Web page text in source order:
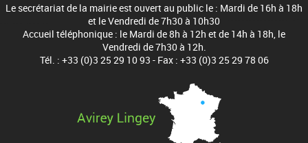
Le secrétariat de la mairie est ouvert au public le : Mardi de 16h à 18h
et le Vendredi de 7h30 à 10h30
Accueil téléphonique : le Mardi de 8h à 12h et de 14h à 18h, le
Vendredi de 7h30 à 12h.
Tél. : +33 (0)3 25 29 10 93 - Fax : +33 (0)3 25 29 78 06